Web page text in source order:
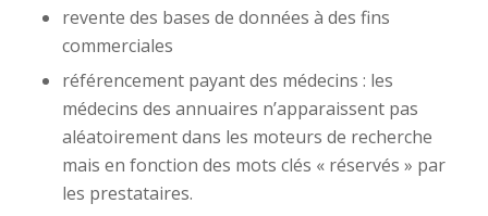
revente des bases de données à des fins
commerciales
référencement payant des médecins : les
médecins des annuaires n’apparaissent pas
aléatoirement dans les moteurs de recherche
mais en fonction des mots clés « réservés » par
les prestataires.